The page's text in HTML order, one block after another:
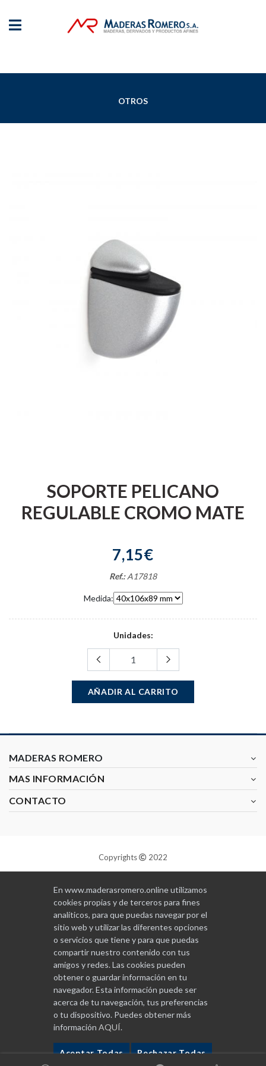
OTROS
SOPORTE PELICANO
REGULABLE CROMO MATE
7,15€
Ref.: A17818
Medida:
Unidades:
AÑADIR AL CARRITO
MADERAS ROMERO
MAS INFORMACIÓN
CONTACTO
Copyrights 2022
Diseñado y programado porGABALA
En www.maderasromero.online utilizamos
cookies propias y de terceros para fines
analíticos, para que puedas navegar por el
sitio web y utilizar las diferentes opciones
o servicios que tiene y para que puedas
compartir nuestro contenido con tus
amigos y redes. Las cookies pueden
obtener o guardar información en tu
navegador. Esta información puede ser
acerca de tu navegación, tus preferencias
o tu dispositivo. Puedes obtener más
información AQUÍ.
Aceptar Todas Rechazar Todas